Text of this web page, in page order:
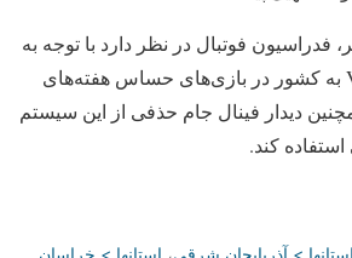
فدراسیون فوتبال در نظر دارد با توجه به
ورود سیستم‌های VAR به کشور در بازی‌های حساس هفته‌های
دیدار فینال جام حذفی از این سیستم
کند.
استانها > آذربایجان شرقی، استانها > خراسان